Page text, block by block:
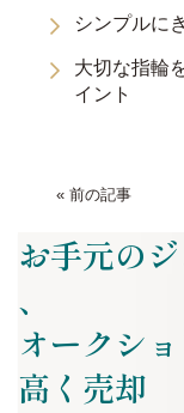
シンプルに
大切な指輪
イント
« 前の記事
お手元の
、
オークシ
高く売却